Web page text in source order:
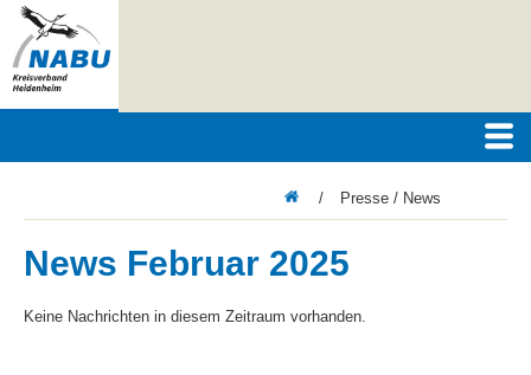
/ Presse / News
News Februar 2025
Keine Nachrichten in diesem Zeitraum vorhanden.